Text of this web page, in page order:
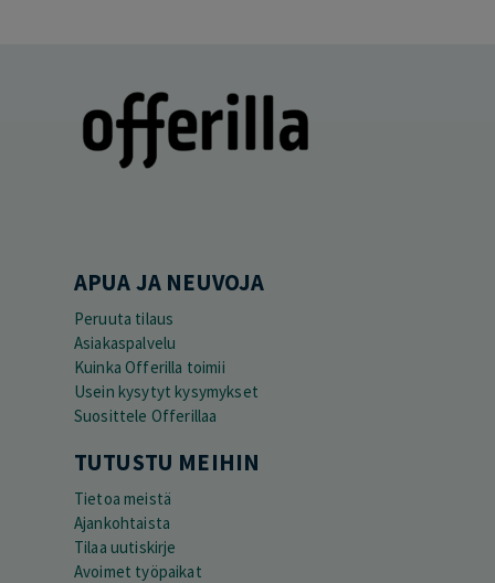
APUA JA NEUVOJA
Peruuta tilaus
Asiakaspalvelu
Kuinka Offerilla toimii
Usein kysytyt kysymykset
Suosittele Offerillaa
TUTUSTU MEIHIN
Tietoa meistä
Ajankohtaista
Tilaa uutiskirje
Avoimet työpaikat